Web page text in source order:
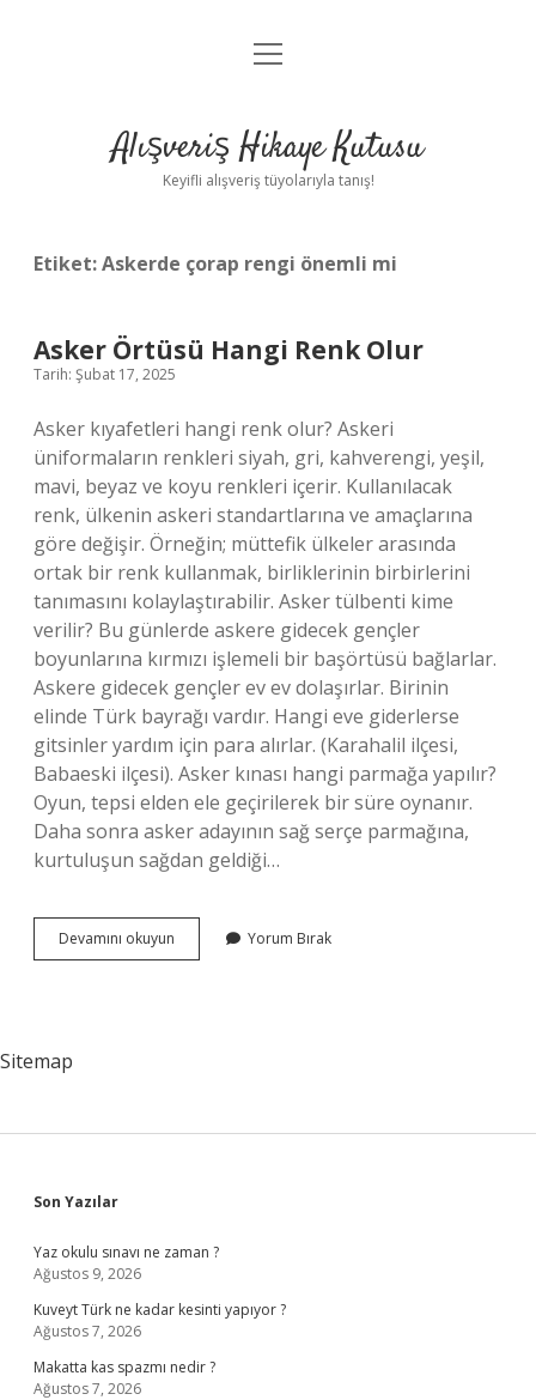
Anasayfa
Yasal Uyarı
menüyü
Alışveriş Hikaye Kutusu
Keyifli alışveriş tüyolarıyla tanış!
Etiket:Askerde çorap rengi önemli mi
Asker Örtüsü Hangi Renk Olur
Tarih: Şubat 17, 2025
Asker kıyafetleri hangi renk olur? Askeri
üniformaların renkleri siyah, gri, kahverengi, yeşil,
mavi, beyaz ve koyu renkleri içerir. Kullanılacak
renk, ülkenin askeri standartlarına ve amaçlarına
göre değişir. Örneğin; müttefik ülkeler arasında
ortak bir renk kullanmak, birliklerinin birbirlerini
tanımasını kolaylaştırabilir. Asker tülbenti kime
verilir? Bu günlerde askere gidecek gençler
boyunlarına kırmızı işlemeli bir başörtüsü bağlarlar.
Askere gidecek gençler ev ev dolaşırlar. Birinin
elinde Türk bayrağı vardır. Hangi eve giderlerse
gitsinler yardım için para alırlar. (Karahalil ilçesi,
Babaeski ilçesi). Asker kınası hangi parmağa yapılır?
Oyun, tepsi elden ele geçirilerek bir süre oynanır.
Daha sonra asker adayının sağ serçe parmağına,
kurtuluşun sağdan geldiği…
Devamını okuyun
Örtüsü
Yorum Bırak
Sitemap
Sidebar
Son Yazılar
Yaz okulu sınavı ne zaman ?
Ağustos 9, 2026
Kuveyt Türk ne kadar kesinti yapıyor ?
Ağustos 7, 2026
Makatta kas spazmı nedir ?
Ağustos 7, 2026